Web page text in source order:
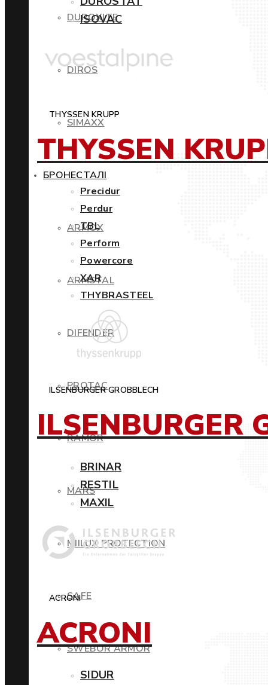
DUROXITE
DIROS
SIMAXX
БРОНЕСТАЛІ
ARMOX
ARMSTAL
DIFENDER
PROTAC
RAMOR
MARS
MIILUX PROTECTION
SAFE
SWEBOR ARMOR
ISOVAC
THYSSEN KRUPP
THYSSEN
Precidur
Perdur
TBL
Perform
Powercore
XAR
THYBRASTEEL
ILSENBURGER GROBBLECH
ILSENBURGER
BRINAR
RESTIL
MAXIL
ACRONI
ACRONI
SIDUR